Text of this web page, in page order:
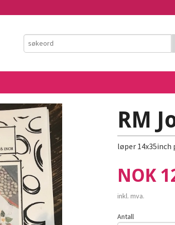
RM
løper
Pris
NOK
inkl. mva.
Antall